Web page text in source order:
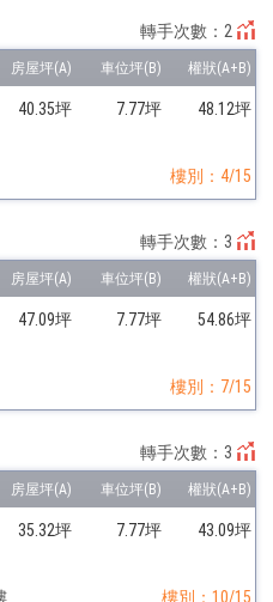
40.35坪 7.77坪 48.12坪
樓別：4/15
轉手次數：2
47.09坪 7.77坪 54.86坪
樓別：7/15
轉手次數：3
35.32坪 7.77坪 43.09坪
樓別：10/15
轉手次數：3